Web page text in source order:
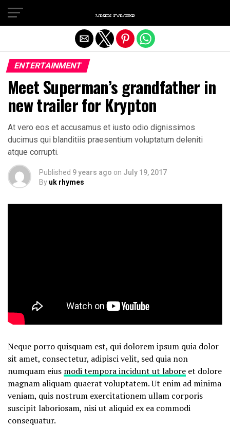
ENTERTAINMENT
Meet Superman’s grandfather in
new trailer for Krypton
At vero eos et accusamus et iusto odio dignissimos
ducimus qui blanditiis praesentium voluptatum deleniti
atque corrupti.
Published 9 years ago on July 19, 2017
By uk rhymes
Neque porro quisquam est, qui dolorem ipsum quia dolor
sit amet, consectetur, adipisci velit, sed quia non
numquam eius modi tempora incidunt ut labore et dolore
magnam aliquam quaerat voluptatem. Ut enim ad minima
veniam, quis nostrum exercitationem ullam corporis
suscipit laboriosam, nisi ut aliquid ex ea commodi
consequatur.
Exit mobile version